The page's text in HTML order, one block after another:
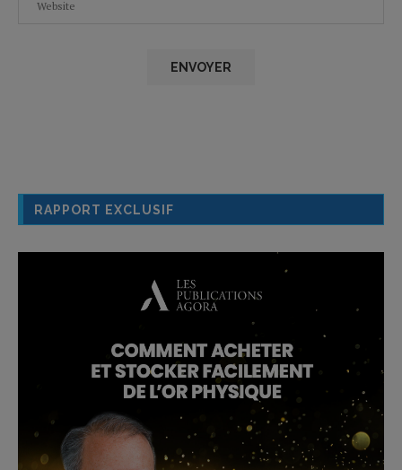
RAPPORT EXCLUSIF